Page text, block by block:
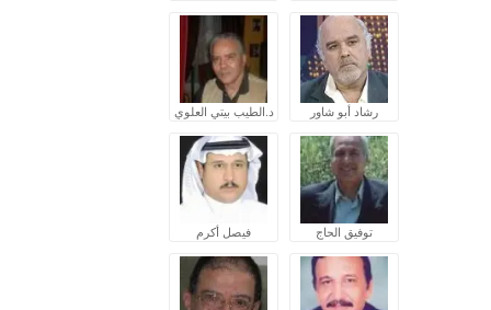
رشاد أبو شاور د.الطيب بيتي العلوي
توفيق الحاج فيصل أكرم